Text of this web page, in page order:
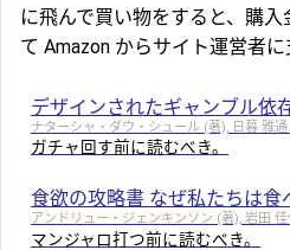
に飛んで買い物をすると、購
て Amazon からサイト運営者に
デザインされたギャンブル依
ナターシャ・ダウ・シュール (著), 日暮 雅
ガチャ回す前に読むべき。
食欲の攻略書 なぜ私たちは食
アンドリュー・ジェンキンソン (著), 岩田
マンジャロ打つ前に読むべき。